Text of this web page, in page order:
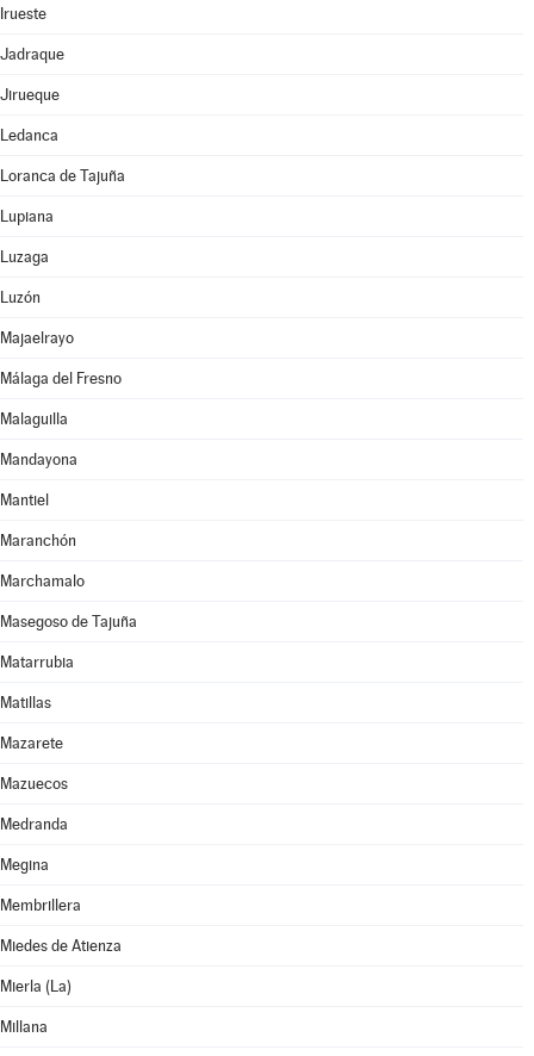
Irueste
Jadraque
Jirueque
Ledanca
Loranca de Tajuña
Lupiana
Luzaga
Luzón
Majaelrayo
Málaga del Fresno
Malaguilla
Mandayona
Mantiel
Maranchón
Marchamalo
Masegoso de Tajuña
Matarrubia
Matillas
Mazarete
Mazuecos
Medranda
Megina
Membrillera
Miedes de Atienza
Mierla (La)
Millana